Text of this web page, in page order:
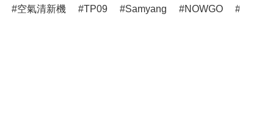
空氣清新機 TP09 Samyang NOWGO